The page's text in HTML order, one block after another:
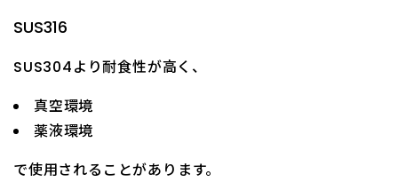
SUS316
SUS304より耐食性が高く、
真空環境
薬液環境
で使用されることがあります。